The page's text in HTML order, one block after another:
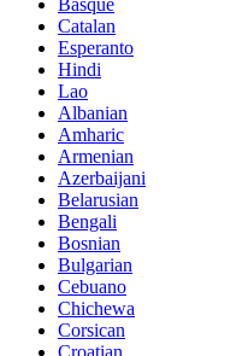
Basque
Catalan
Esperanto
Hindi
Lao
Albanian
Amharic
Armenian
Azerbaijani
Belarusian
Bengali
Bosnian
Bulgarian
Cebuano
Chichewa
Corsican